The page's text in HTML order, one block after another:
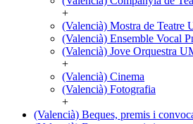
+
(Valencià) Mostra de Teatre
(Valencià) Ensemble Vocal
(Valencià) Jove Orquestra
+
(Valencià) Cinema
(Valencià) Fotografia
+
(Valencià) Beques, premis i